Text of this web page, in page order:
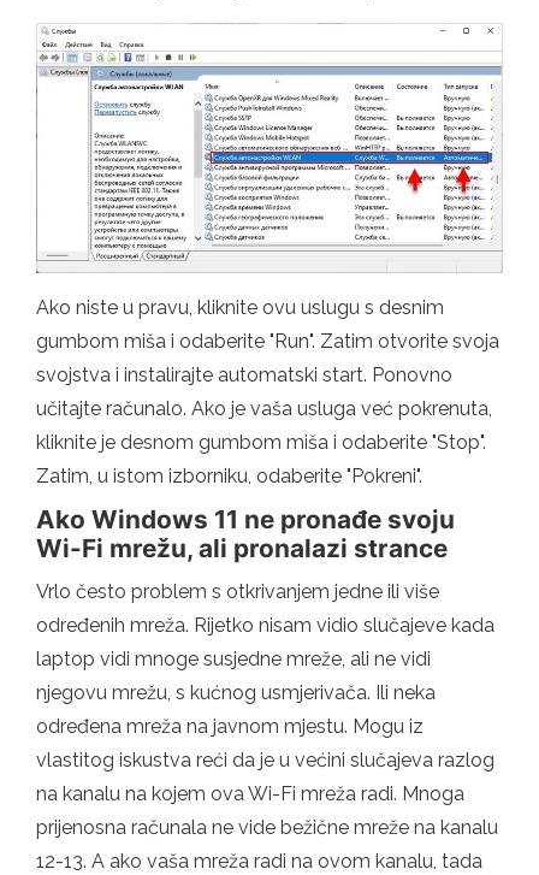
Ako niste u pravu, kliknite ovu uslugu s desnim
gumbom miša i odaberite "Run". Zatim otvorite svoja
svojstva i instalirajte automatski start. Ponovno
učitajte računalo. Ako je vaša usluga već pokrenuta,
kliknite je desnom gumbom miša i odaberite "Stop".
Zatim, u istom izborniku, odaberite "Pokreni".
Ako Windows 11 ne pronađe svoju
Wi-Fi mrežu, ali pronalazi strance
Vrlo često problem s otkrivanjem jedne ili više
određenih mreža. Rijetko nisam vidio slučajeve kada
laptop vidi mnoge susjedne mreže, ali ne vidi
njegovu mrežu, s kućnog usmjerivača. Ili neka
određena mreža na javnom mjestu. Mogu iz
vlastitog iskustva reći da je u većini slučajeva razlog
na kanalu na kojem ova Wi-Fi mreža radi. Mnoga
prijenosna računala ne vide bežične mreže na kanalu
12-13. A ako vaša mreža radi na ovom kanalu, tada